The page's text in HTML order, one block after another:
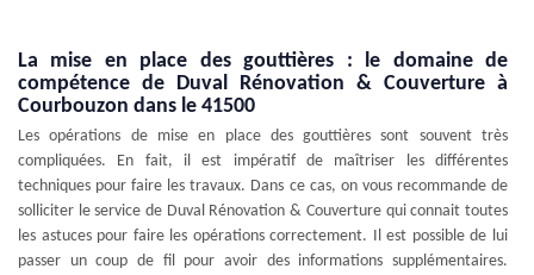
La mise en place des gouttières : le domaine de
compétence de Duval Rénovation & Couverture à
Courbouzon dans le 41500
Les opérations de mise en place des gouttières sont souvent très
compliquées. En fait, il est impératif de maîtriser les différentes
techniques pour faire les travaux. Dans ce cas, on vous recommande de
solliciter le service de Duval Rénovation & Couverture qui connait toutes
les astuces pour faire les opérations correctement. Il est possible de lui
passer un coup de fil pour avoir des informations supplémentaires.